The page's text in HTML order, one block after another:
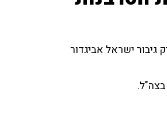
גיבור ישראל אביגדור